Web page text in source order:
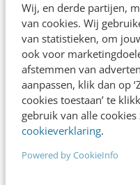
Wij, en derde partijen,
van cookies. Wij
van statistieken, om
ook voor
afstemmen van
aanpassen, klik dan op
cookies toestaan’ te
gebruik van alle cookies
cookieverklaring.
Powered by CookieInfo